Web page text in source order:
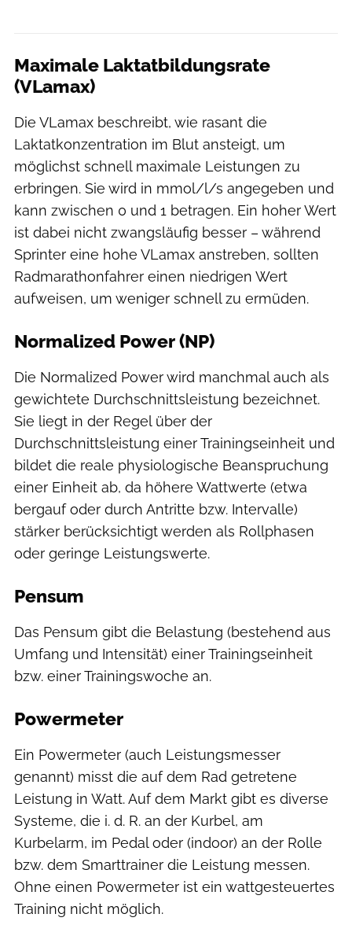
Maximale Laktatbildungsrate
(VLamax)
Die VLamax beschreibt, wie rasant die
Laktatkonzentration im Blut ansteigt, um
möglichst schnell maximale Leistungen zu
erbringen. Sie wird in mmol/l/s angegeben und
kann zwischen 0 und 1 betragen. Ein hoher Wert
ist dabei nicht zwangsläufig besser – während
Sprinter eine hohe VLamax anstreben, sollten
Radmarathonfahrer einen niedrigen Wert
aufweisen, um weniger schnell zu ermüden.
Normalized Power (NP)
Die Normalized Power wird manchmal auch als
gewichtete Durchschnittsleistung bezeichnet.
Sie liegt in der Regel über der
Durchschnittsleistung einer Trainingseinheit und
bildet die reale physiologische Beanspruchung
einer Einheit ab, da höhere Wattwerte (etwa
bergauf oder durch Antritte bzw. Intervalle)
stärker berücksichtigt werden als Rollphasen
oder geringe Leistungswerte.
Pensum
Das Pensum gibt die Belastung (bestehend aus
Umfang und Intensität) einer Trainingseinheit
bzw. einer Trainingswoche an.
Powermeter
Ein Powermeter (auch Leistungsmesser
genannt) misst die auf dem Rad getretene
Leistung in Watt. Auf dem Markt gibt es diverse
Systeme, die i. d. R. an der Kurbel, am
Kurbelarm, im Pedal oder (indoor) an der Rolle
bzw. dem Smarttrainer die Leistung messen.
Ohne einen Powermeter ist ein wattgesteuertes
Training nicht möglich.